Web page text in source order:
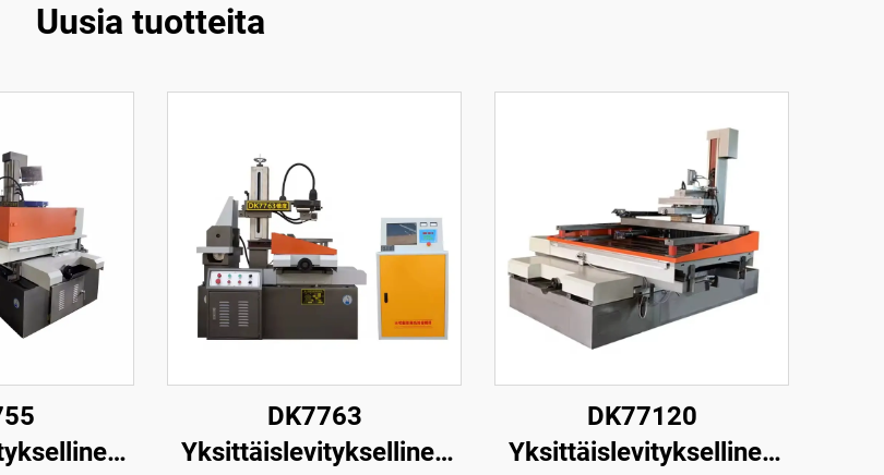
Uusia tuotteita
DK7763
Yksittäislevityksellinen
DK77120
Yksittäislevityksellinen